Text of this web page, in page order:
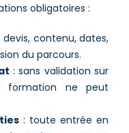
obligatoires :
contenu, dates,
du parcours.
: sans validation sur
formation ne peut
: toute entrée en